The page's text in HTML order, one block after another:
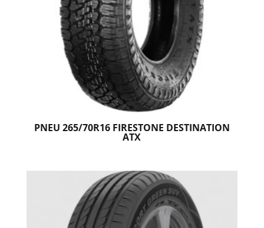
PNEU 265/70R16 FIRESTONE DESTINATION
ATX